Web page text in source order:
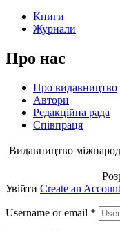
Книги
Журнали
Про нас
Про видавництво
Автори
Редакційна рада
Співпраця
Видавництво
Увійти Create an Account
Username or email *